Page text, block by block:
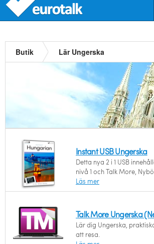
Butik Lär Ungerska
Instant USB Ungerska
Detta nya 2 i 1 USB
nivå 1 och Talk More,
Läs mer
Talk More Ungerska
Lär dig Ungerska,
att resa.